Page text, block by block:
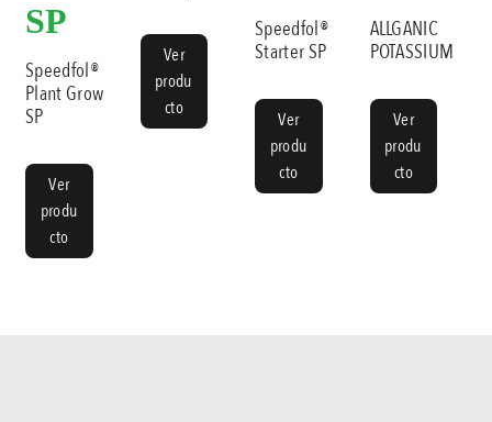
SP
Speedfol®
Plant Grow
SP
Ver
produ
cto
Ver
produ
cto
Speedfol®
Starter SP
Ver
produ
cto
ALLGANIC
POTASSIUM
Ver
produ
cto